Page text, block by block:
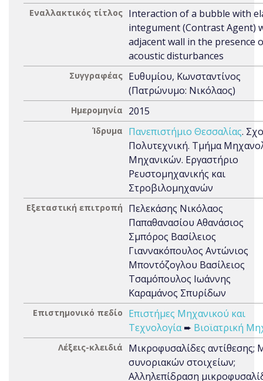
Εναλλακτικός τίτλος Interaction of a bubble with
integument (Contrast Agent)
adjacent wall in the presence
acoustic disturbances
Συγγραφέας Ευθυμίου, Κωνσταντίνος
(Πατρώνυμο: Νικόλαος)
Ημερομηνία 2015
Ίδρυμα Πανεπιστήμιο Θεσσαλίας.
Πολυτεχνική. Τμήμα
Μηχανικών. Εργαστήριο
Ρευστομηχανικής και
Στροβιλομηχανών
Εξεταστική επιτροπή
Πελεκάσης Νικόλαος
Παπαθανασίου Αθανάσιος
Σμπόρος Βασίλειος
Γιαννακόπουλος Αντώνιος
Μποντόζογλου Βασίλειος
Τσαμόπουλος Ιωάννης
Καραμάνος Σπυρίδων
Επιστημονικό πεδίο
Επιστήμες Μηχανικού και
Τεχνολογία➨ Βιοϊατρική
Λέξεις-κλειδιά
Μικροφυσαλίδες αντίθεσης;
συνοριακών στοιχείων;
Αλληλεπίδραση